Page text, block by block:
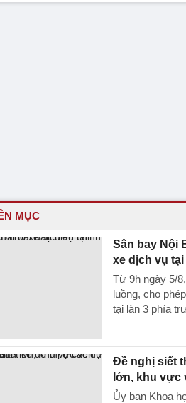
MỤC
Sân bay Nội
xe dịch vụ tại
Từ 9h ngày 5/
luồng, cho
tại làn 3 phía
Đề nghị siết
lớn, khu vực
Ủy ban Khoa